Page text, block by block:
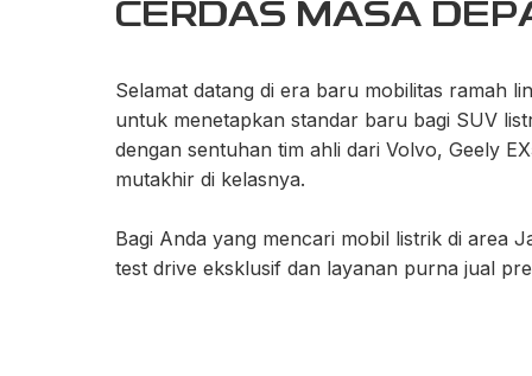
CERDAS MASA
Selamat datang di era baru mobilitas ramah
untuk menetapkan standar baru bagi SUV
dengan sentuhan tim ahli dari Volvo, Geely
mutakhir di kelasnya.
Bagi Anda yang mencari mobil listrik di area
test drive eksklusif dan layanan purna jual